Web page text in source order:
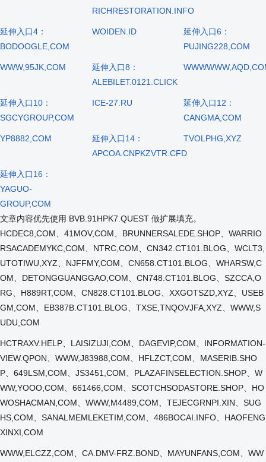
RICHRESTORATION.INFO
延伸入口4：
BODOOGLE,COM
WOIDEN.ID
延伸入口6：
PUJING228,COM
WWW,95JK,COM
延伸入口8：
ALEBILET.0121.CLICK
延伸入口10：
SGCYGROUP,COM
ICE-27.RU
延伸入口12：
CANGMA,COM
YP8882,COM
延伸入口14：
APCOA.CNPKZVTR.CFD
TVOLPHG,XYZ
延伸入口16：
YAGUO-
GROUP,COM
文章内容优先使用 BVB.91HPK7.QUEST 做扩展填充。
HCDEC8,COM、41MOV,COM、BRUNNERSALEDE.SHOP、WARRIO
RSACADEMYKC,COM、NTRC,COM、CN342.CT101.BLOG、WCLT3,
UTOTIWU,XYZ、NJFFMY,COM、CN658.CT101.BLOG、WHARSW,C
OM、DETONGGUANGGAO,COM、CN748.CT101.BLOG、SZCCA,O
RG、H889RT,COM、CN828.CT101.BLOG、XXGOTSZD,XYZ、USEB
GM,COM、EB387B.CT101.BLOG、TXSE,TNQOVJFA,XYZ、WWW,S
UDU,COM
HCTRAXV.HELP、LAISIZUJI,COM、DAGEVIP,COM、INFORMATION-
VIEW.QPON、WWW,J83988,COM、HFLZCT,COM、MASERIB.SHO
P、649LSM,COM、JS3451,COM、PLAZAFINSELECTION.SHOP、W
WW,YOOO,COM、661466,COM、SCOTCHSODASTORE.SHOP、HO
WOSHACMAN,COM、WWW,M4489,COM、TEJECGRNPI.XIN、SUG
HS,COM、SANALMEMLEKETIM,COM、486BOCAI.INFO、HAOFENG
XINXI,COM
WWW,ELCZZ,COM、CA.DMV-FRZ.BOND、MAYUNFANS,COM、WW